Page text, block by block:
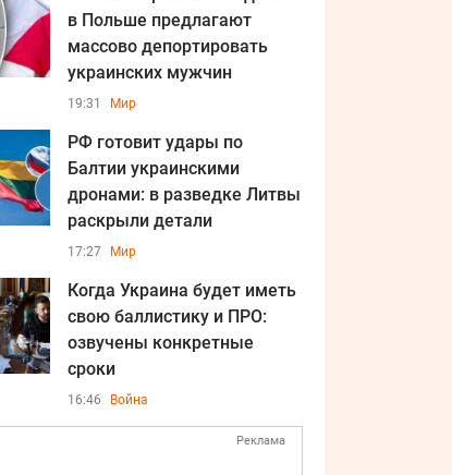
в Польше предлагают
массово депортировать
украинских мужчин
19:31 Мир
РФ готовит удары по
Балтии украинскими
дронами: в разведке Литвы
раскрыли детали
17:27 Мир
Когда Украина будет иметь
свою баллистику и ПРО:
озвучены конкретные
сроки
16:46 Война
Реклама